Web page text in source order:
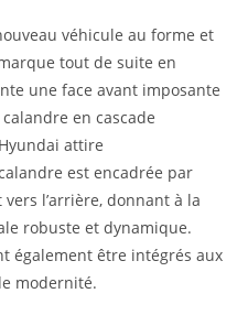
véhicule au forme et
tout de suite en
une face avant imposante
en cascade
attire
est encadrée par
l’arrière, donnant à la
robuste et dynamique.
également être intégrés aux
modernité.